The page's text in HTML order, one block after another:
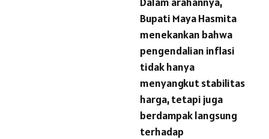
Bupati Maya Hasmita
menekankan bahwa
pengendalian inflasi
tidak hanya
menyangkut stabilitas
harga, tetapi juga
berdampak langsung
terhadap